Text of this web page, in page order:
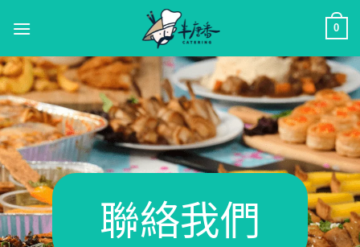
0
聯絡我們